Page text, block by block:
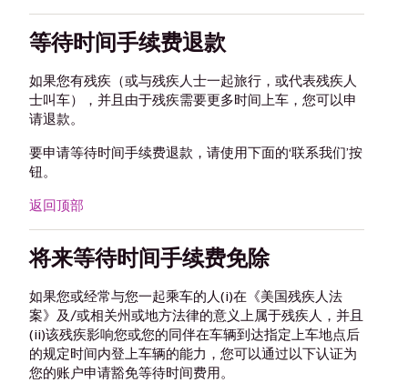
等待时间手续费退款
如果您有残疾（或与残疾人士一起旅行，或代表残疾人
士叫车），并且由于残疾需要更多时间上车，您可以申
请退款。
要申请等待时间手续费退款，请使用下面的‘联系我们’按
钮。
返回顶部
将来等待时间手续费免除
如果您或经常与您一起乘车的人(i)在《美国残疾人法
案》及/或相关州或地方法律的意义上属于残疾人，并且
(ii)该残疾影响您或您的同伴在车辆到达指定上车地点后
的规定时间内登上车辆的能力，您可以通过以下认证为
您的账户申请豁免等待时间费用。